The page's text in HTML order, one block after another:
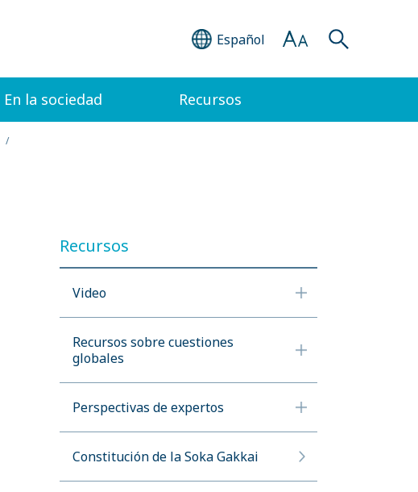
Español
En la sociedad Recursos
Recursos
Video
Recursos sobre cuestiones
globales
Perspectivas de expertos
Constitución de la Soka Gakkai